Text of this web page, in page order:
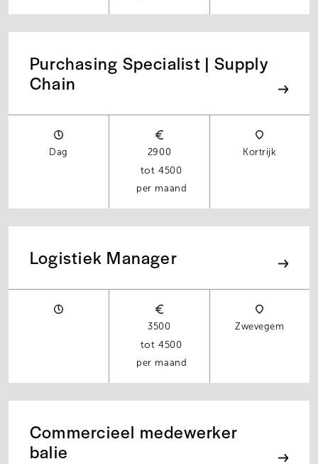
Purchasing Specialist | Supply
Chain
Dag
2900
4500
per maand
Kortrijk
Logistiek Manager
3500
4500
per maand
Zwevegem
Commercieel medewerker
balie